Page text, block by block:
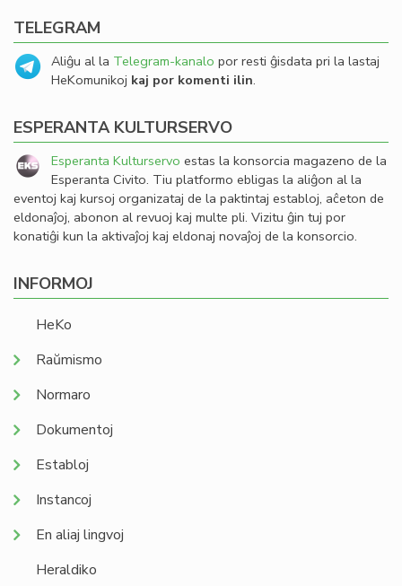
TELEGRAM
Aliĝu al la Telegram-kanalo por resti ĝisdata pri la lastaj
HeKomunikoj kaj por komenti ilin.
ESPERANTA KULTURSERVO
Esperanta Kulturservo estas la konsorcia magazeno de la
Esperanta Civito. Tiu platformo ebligas la aliĝon al la
eventoj kaj kursoj organizataj de la paktintaj establoj, aĉeton de
eldonaĵoj, abonon al revuoj kaj multe pli. Vizitu ĝin tuj por
konatiĝi kun la aktivaĵoj kaj eldonaj novaĵoj de la konsorcio.
INFORMOJ
HeKo
Raŭmismo
Normaro
Dokumentoj
Establoj
Instancoj
En aliaj lingvoj
Heraldiko